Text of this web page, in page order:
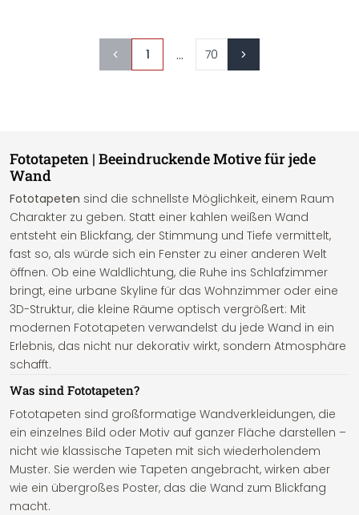
1 ... 70
Fototapeten | Beeindruckende Motive für jede
Wand
Fototapeten sind die schnellste Möglichkeit, einem Raum
Charakter zu geben. Statt einer kahlen weißen Wand
entsteht ein Blickfang, der Stimmung und Tiefe vermittelt,
fast so, als würde sich ein Fenster zu einer anderen Welt
öffnen. Ob eine Waldlichtung, die Ruhe ins Schlafzimmer
bringt, eine urbane Skyline für das Wohnzimmer oder eine
3D-Struktur, die kleine Räume optisch vergrößert: Mit
modernen Fototapeten verwandelst du jede Wand in ein
Erlebnis, das nicht nur dekorativ wirkt, sondern Atmosphäre
schafft.
Was sind Fototapeten?
Fototapeten sind großformatige Wandverkleidungen, die
ein einzelnes Bild oder Motiv auf ganzer Fläche darstellen –
nicht wie klassische Tapeten mit sich wiederholendem
Muster. Sie werden wie Tapeten angebracht, wirken aber
wie ein übergroßes Poster, das die Wand zum Blickfang
macht.